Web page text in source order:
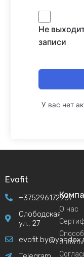
Не
записи
У вас нет
Evofit
+375296172937
Слободская
ул., 27
О нас
оплаты